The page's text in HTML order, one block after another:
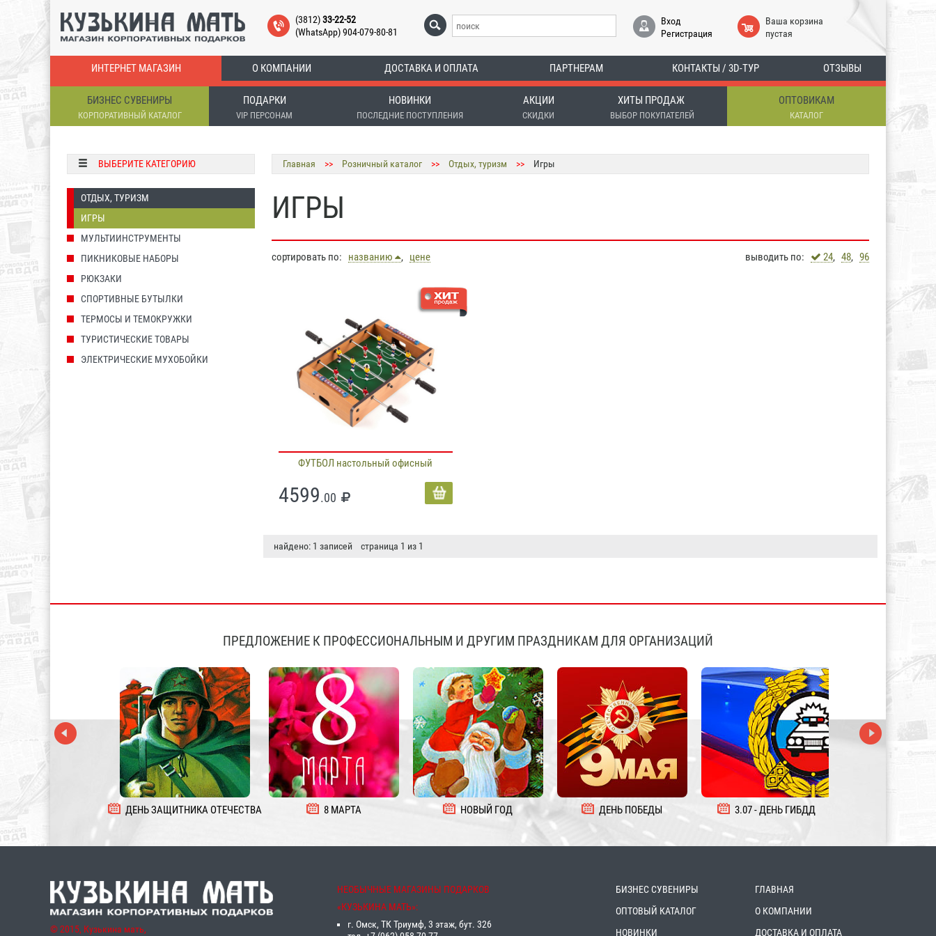
(3812)33-22-52
(WhatsApp) 904-079-80-81
Вход
Регистрация
Ваша корзина
пустая
ИНТЕРНЕТ МАГАЗИН О КОМПАНИИ ДОСТАВКА И ОПЛАТА ПАРТНЕРАМ КОНТАКТЫ / 3D-ТУР ОТЗЫВЫ
БИЗНЕС СУВЕНИРЫ
КОРПОРАТИВНЫЙ КАТАЛОГ
ПОДАРКИ
VIP ПЕРСОНАМ
НОВИНКИ
ПОСЛЕДНИЕ ПОСТУПЛЕНИЯ
АКЦИИ
СКИДКИ
ХИТЫ ПРОДАЖ
ВЫБОР ПОКУПАТЕЛЕЙ
ОПТОВИКАМ
КАТАЛОГ
ВЫБЕРИТЕ КАТЕГОРИЮ
ОТДЫХ, ТУРИЗМ
ИГРЫ
МУЛЬТИИНСТРУМЕНТЫ
ПИКНИКОВЫЕ НАБОРЫ
РЮКЗАКИ
СПОРТИВНЫЕ БУТЫЛКИ
ТЕРМОСЫ И ТЕМОКРУЖКИ
ТУРИСТИЧЕСКИЕ ТОВАРЫ
ЭЛЕКТРИЧЕСКИЕ МУХОБОЙКИ
Главная >> Розничный каталог >> Отдых, туризм >> Игры
ИГРЫ
сортировать по: названию , цене выводить по: 24, 48, 96
ФУТБОЛ настольный офисный
4599.00
найдено: 1 записей страница 1 из 1
ПРЕДЛОЖЕНИЕ К ПРОФЕССИОНАЛЬНЫМ И ДРУГИМ ПРАЗДНИКАМ ДЛЯ ОРГАНИЗАЦИЙ
ДЕНЬ ЗАЩИТНИКА ОТЕЧЕСТВА 8 МАРТА НОВЫЙ ГОД ДЕНЬ ПОБЕДЫ 3.07 - ДЕНЬ ГИБДД
© 2015, Кузькина мать,
НЕОБЫЧНЫЕ МАГАЗИНЫ ПОДАРКОВ
«‎КУЗЬКИНА МАТЬ»‎:
г. Омск, ТК Триумф, 3 этаж, бут. 326
БИЗНЕС СУВЕНИРЫ
ОПТОВЫЙ КАТАЛОГ
НОВИНКИ
ГЛАВНАЯ
О КОМПАНИИ
ДОСТАВКА И ОПЛАТА